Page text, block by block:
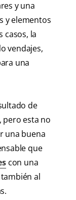
y una
y elementos
casos, la
vendajes,
una
de
pero esta no
una buena
que
con una
al